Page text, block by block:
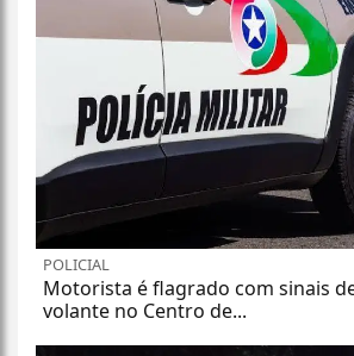
POLICIAL
Motorista é flagrado com sinais
volante no Centro de...